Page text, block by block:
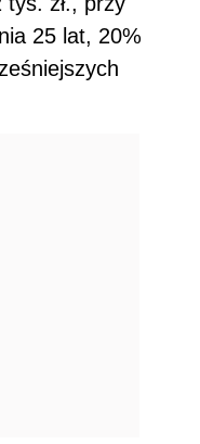
25 lat, 20%